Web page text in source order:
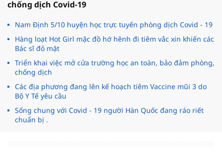
chống dịch Covid-19
Nam Định 5/10 huyện học trực tuyến phòng dịch Covid - 19
Hàng loạt Hot Girl mặc đồ hớ hênh đi tiêm vắc xin khiến các
Bác sĩ đỏ mặt
Triển khai việc mở cửa trường học an toàn, bảo đảm phòng,
chống dịch
Các địa phương đang lên kế hoạch tiêm Vaccine mũi 3 do
Bộ Y Tế yêu cầu
Sống chung với Covid - 19 người Hàn Quốc đang ráo riết
chuẩn bị .